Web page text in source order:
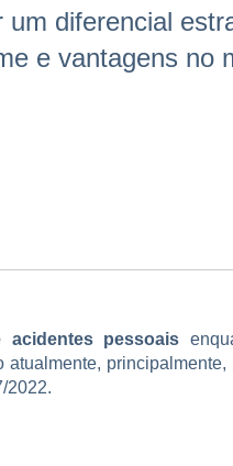
diferencial
e vantagens no
acidentes pessoais
atualmente,
2022.